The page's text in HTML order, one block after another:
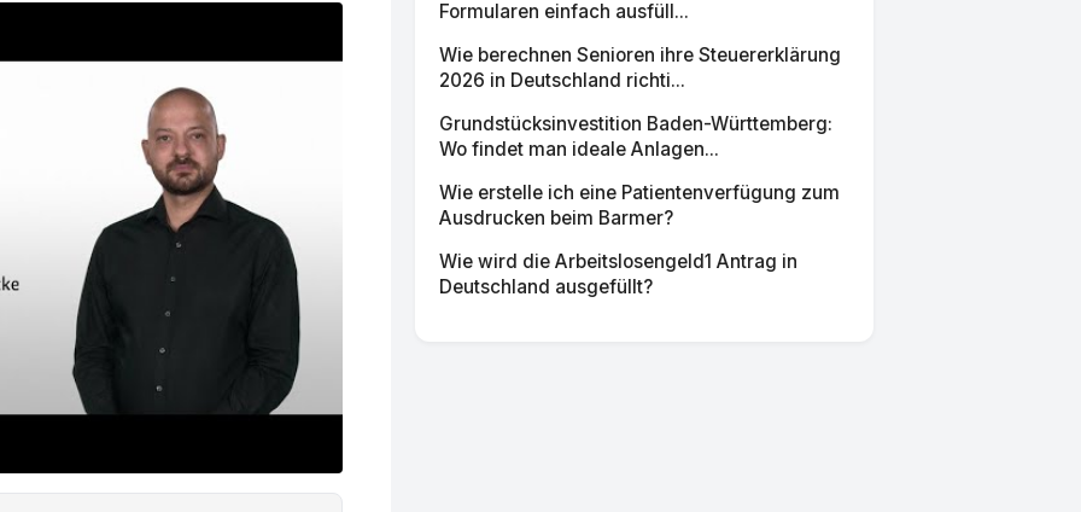
Formularen einfach ausfüll...
Wie berechnen Senioren ihre Steuererklärung
2026 in Deutschland richti...
Grundstücksinvestition Baden-Württemberg:
Wo findet man ideale Anlagen...
Wie erstelle ich eine Patientenverfügung zum
Ausdrucken beim Barmer?
Wie wird die Arbeitslosengeld1 Antrag in
Deutschland ausgefüllt?